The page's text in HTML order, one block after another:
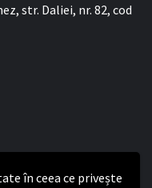
în ceea ce privește
str. Daliei, nr. 82, cod